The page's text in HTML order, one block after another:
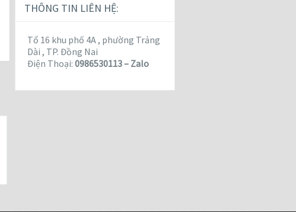
THÔNG TIN LIÊN HỆ:
Tổ 16 khu phố 4A , phường Trảng
Dài , TP. Đồng Nai
Điện Thoại: 0986530113 – Zalo